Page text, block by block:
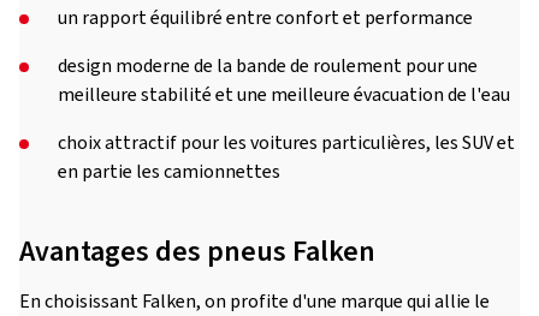
un rapport équilibré entre confort et performance
design moderne de la bande de roulement pour une
meilleure stabilité et une meilleure évacuation de l'eau
choix attractif pour les voitures particulières, les SUV et
en partie les camionnettes
Avantages des pneus Falken
En choisissant Falken, on profite d'une marque qui allie le